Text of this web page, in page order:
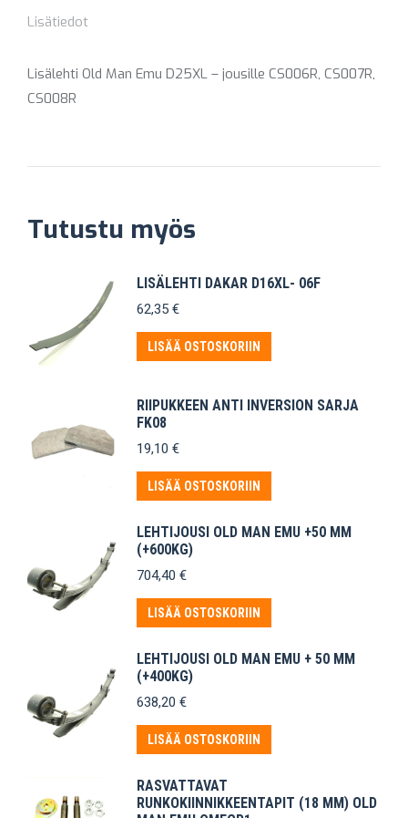
Lisätiedot
Lisälehti Old Man Emu D25XL – jousille CS006R, CS007R,
CS008R
Tutustu myös
LISÄLEHTI DAKAR D16XL- 06F
62,35 €
LISÄÄ OSTOSKORIIN
RIIPUKKEEN ANTI INVERSION SARJA
FK08
19,10 €
LISÄÄ OSTOSKORIIN
LEHTIJOUSI OLD MAN EMU +50 MM
(+600KG)
704,40 €
LISÄÄ OSTOSKORIIN
LEHTIJOUSI OLD MAN EMU + 50 MM
(+400KG)
638,20 €
LISÄÄ OSTOSKORIIN
RASVATTAVAT
RUNKOKIINNIKKEENTAPIT (18 MM) OLD